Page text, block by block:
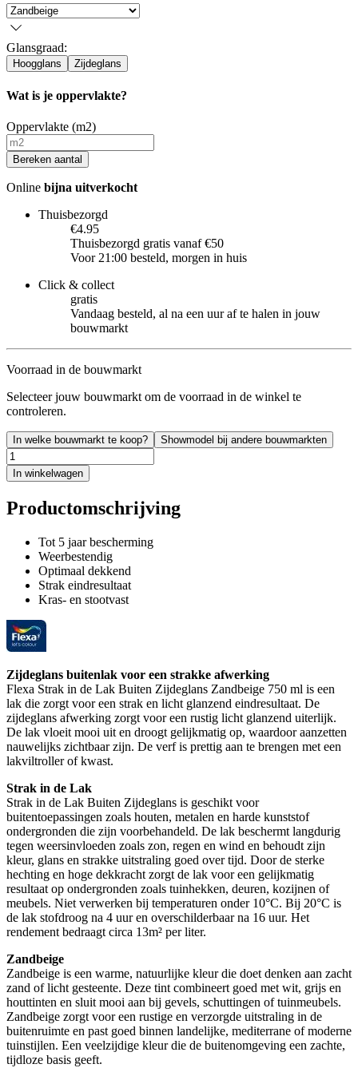
Glansgraad:
Hoogglans Zijdeglans
Wat is je oppervlakte?
Oppervlakte (m2)
Bereken aantal
Online bijna uitverkocht
Thuisbezorgd
€4.95
Thuisbezorgd gratis vanaf €50
Voor 21:00 besteld, morgen in huis
Click & collect
gratis
Vandaag besteld, al na een uur af te halen in jouw
bouwmarkt
Voorraad in de bouwmarkt
Selecteer jouw bouwmarkt om de voorraad in de winkel te
controleren.
In welke bouwmarkt te koop? Showmodel bij andere bouwmarkten
In winkelwagen
Productomschrijving
Tot 5 jaar bescherming
Weerbestendig
Optimaal dekkend
Strak eindresultaat
Kras- en stootvast
Zijdeglans buitenlak voor een strakke afwerking
Flexa Strak in de Lak Buiten Zijdeglans Zandbeige 750 ml is een
lak die zorgt voor een strak en licht glanzend eindresultaat. De
zijdeglans afwerking zorgt voor een rustig licht glanzend uiterlijk.
De lak vloeit mooi uit en droogt gelijkmatig op, waardoor aanzetten
nauwelijks zichtbaar zijn. De verf is prettig aan te brengen met een
lakviltroller of kwast.
Strak in de Lak
Strak in de Lak Buiten Zijdeglans is geschikt voor
buitentoepassingen zoals houten, metalen en harde kunststof
ondergronden die zijn voorbehandeld. De lak beschermt langdurig
tegen weersinvloeden zoals zon, regen en wind en behoudt zijn
kleur, glans en strakke uitstraling goed over tijd. Door de sterke
hechting en hoge dekkracht zorgt de lak voor een gelijkmatig
resultaat op ondergronden zoals tuinhekken, deuren, kozijnen of
meubels. Niet verwerken bij temperaturen onder 10°C. Bij 20°C is
de lak stofdroog na 4 uur en overschilderbaar na 16 uur. Het
rendement bedraagt circa 13m² per liter.
Zandbeige
Zandbeige is een warme, natuurlijke kleur die doet denken aan zacht
zand of licht gesteente. Deze tint combineert goed met wit, grijs en
houttinten en sluit mooi aan bij gevels, schuttingen of tuinmeubels.
Zandbeige zorgt voor een rustige en verzorgde uitstraling in de
buitenruimte en past goed binnen landelijke, mediterrane of moderne
tuinstijlen. Een veelzijdige kleur die de buitenomgeving een zachte,
tijdloze basis geeft.